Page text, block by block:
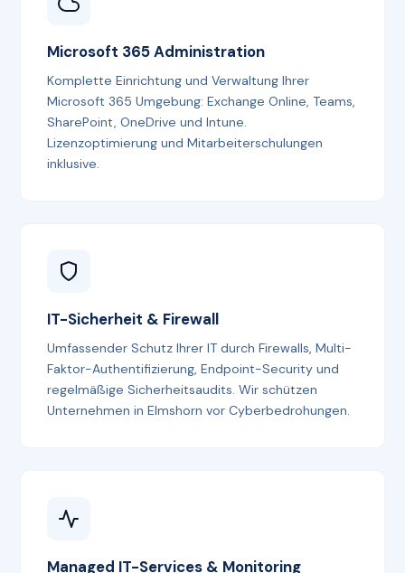
Microsoft 365 Administration
Komplette Einrichtung und Verwaltung Ihrer
Microsoft 365 Umgebung: Exchange Online, Teams,
SharePoint, OneDrive und Intune.
Lizenzoptimierung und Mitarbeiterschulungen
inklusive.
IT-Sicherheit & Firewall
Umfassender Schutz Ihrer IT durch Firewalls, Multi-
Faktor-Authentifizierung, Endpoint-Security und
regelmäßige Sicherheitsaudits. Wir schützen
Unternehmen in Elmshorn vor Cyberbedrohungen.
Managed IT-Services & Monitoring